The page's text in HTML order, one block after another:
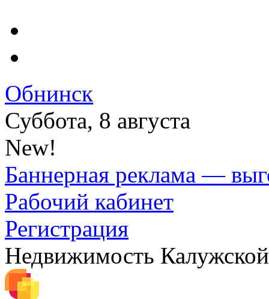
Обнинск
Суббота, 8 августа
New!
Баннерная реклама —
Рабочий кабинет
Регистрация
Недвижимость